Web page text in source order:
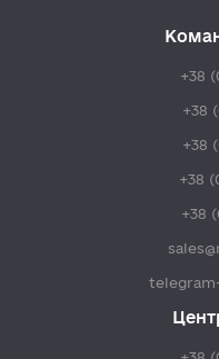
+38
+38
+38
+38
+38
telegram-